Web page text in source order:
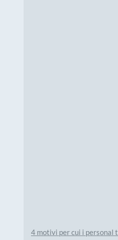
4 motivi per cui i personal